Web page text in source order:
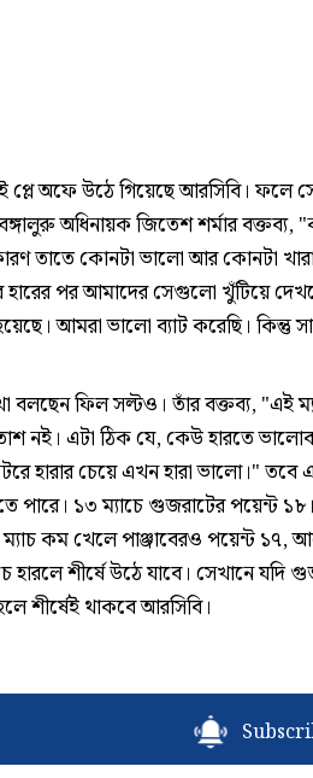
প্লে অফে উঠে গিয়েছে আরসিবি। ফলে
অধিনায়ক জিতেশ শর্মার
তাতে কোনটা ভালো আর কোনটা
পর আমাদের সেগুলো খুঁটিয়ে
আমরা ভালো ব্যাট করেছি। কিন্তু
ফিল সল্টও। তাঁর বক্তব্য, "এই
নই। এটা ঠিক যে, কেউ হারতে
হারার চেয়ে এখন হারা ভালো।" তবে
পারে। ১৩ ম্যাচে গুজরাটের পয়েন্ট
কম খেলে পাঞ্জাবেরও পয়েন্ট ১৭,
হারলে শীর্ষে উঠে যাবে। সেখানে যদি
শীর্ষেই থাকবে আরসিবি।